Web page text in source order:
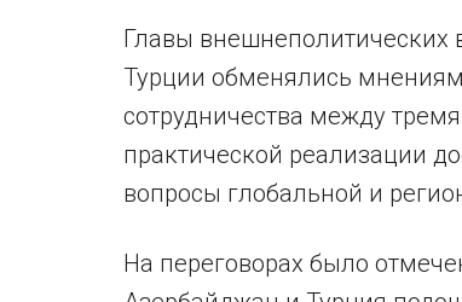
Главы внешнеполитических
Турции обменялись
сотрудничества между
практической реализации
вопросы глобальной и
На переговорах было